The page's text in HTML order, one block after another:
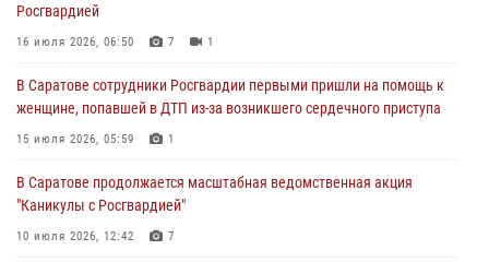
В Саратове сотрудники Росгвардии первыми пришли на помощь к
женщине, попавшей в ДТП из-за возникшего сердечного приступа
В Саратове продолжается масштабная ведомственная акция
"Каникулы с Росгвардией"
В Саратовской области при содействии спецназа Росгвардии
задержан подозреваемый в незаконном обороте наркотиков
Росгвардией
16 июля 2026, 06:50 7 1
В Саратове сотрудники Росгвардии первыми пришли на помощь к
женщине, попавшей в ДТП из-за возникшего сердечного приступа
15 июля 2026, 05:59 1
В Саратове продолжается масштабная ведомственная акция
"Каникулы с Росгвардией"
10 июля 2026, 12:42 7